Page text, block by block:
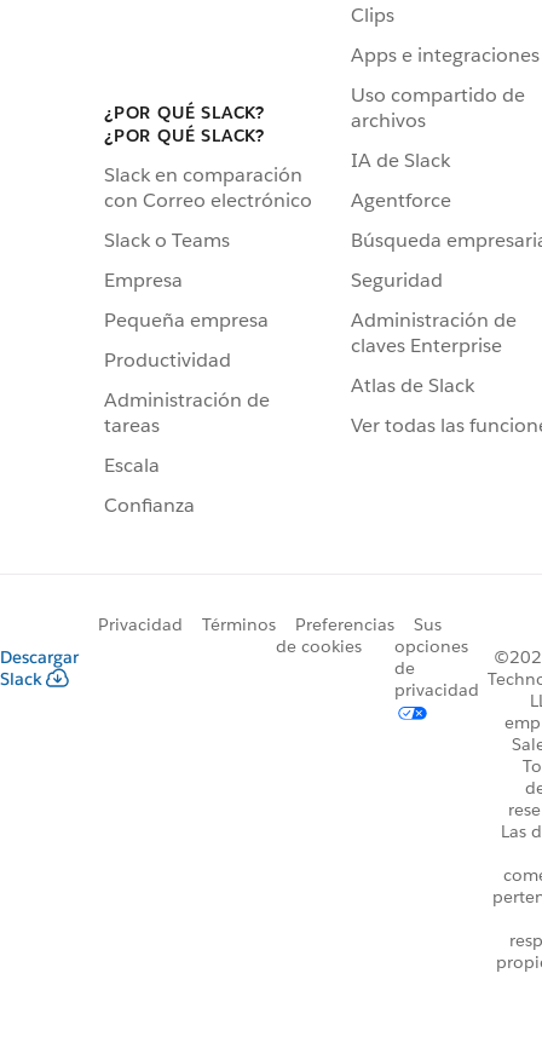
¿POR QUÉ SLACK?
¿POR QUÉ SLACK?
Slack en comparación
con Correo electrónico
Slack o Teams
Empresa
Pequeña empresa
Productividad
Administración de
tareas
Escala
Confianza
Clips
Apps e integraciones
Uso compartido de
archivos
IA de Slack
Agentforce
Búsqueda
Seguridad
Administración de
claves Enterprise
Atlas de Slack
Ver todas las
Descargar
Slack
Privacidad Términos
Preferencias
de cookies
Sus
opciones
de
privacidad
Las